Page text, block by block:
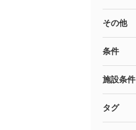
その他
条件
施設条件
タグ